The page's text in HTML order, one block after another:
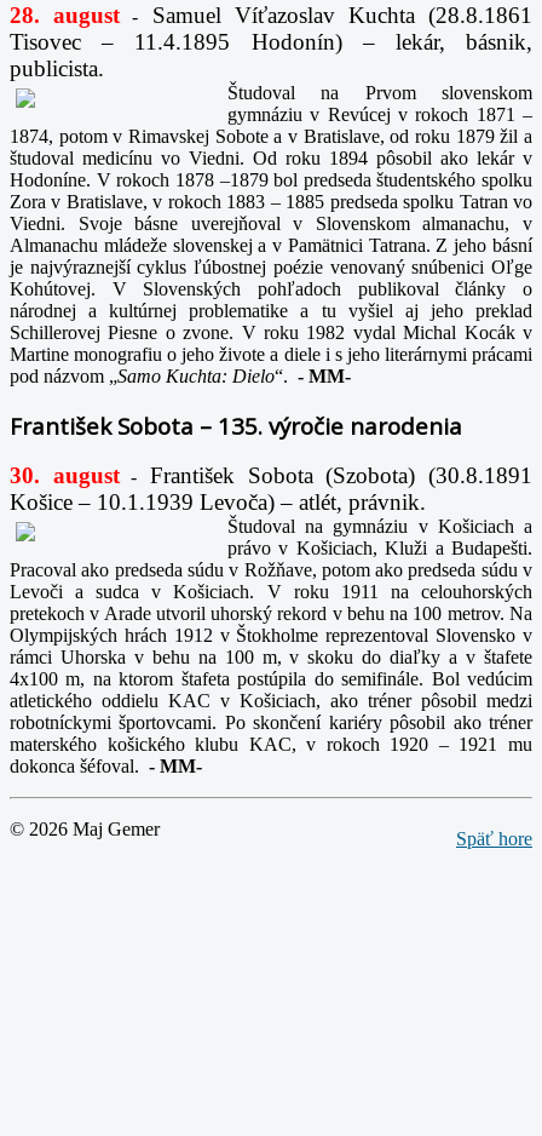
28. august -
Samuel Víťazoslav Kuchta (28.8.1861
Tisovec – 11.4.1895 Hodonín) – lekár, básnik,
publicista.
Študoval na Prvom slovenskom
gymnáziu v Revúcej v rokoch 1871 –
1874, potom v Rimavskej Sobote a v Bratislave, od roku 1879 žil a
študoval medicínu vo Viedni. Od roku 1894 pôsobil ako lekár v
Hodoníne. V rokoch 1878 –1879 bol predseda študentského spolku
Zora v Bratislave, v rokoch 1883 – 1885 predseda spolku Tatran vo
Viedni. Svoje básne uverejňoval v Slovenskom almanachu, v
Almanachu mládeže slovenskej a v Pamätnici Tatrana. Z jeho básní
je najvýraznejší cyklus ľúbostnej poézie venovaný snúbenici Oľge
Kohútovej. V Slovenských pohľadoch publikoval články o
národnej a kultúrnej problematike a tu vyšiel aj jeho preklad
Schillerovej Piesne o zvone. V roku 1982 vydal Michal Kocák v
Martine monografiu o jeho živote a diele i s jeho literárnymi prácami
pod názvom „Samo Kuchta: Dielo“. - MM-
František Sobota – 135. výročie narodenia
30. august-
František Sobota (Szobota) (30.8.1891
Košice – 10.1.1939 Levoča) – atlét, právnik.
Študoval na gymnáziu v Košiciach a
právo v Košiciach, Kluži a Budapešti.
Pracoval ako predseda súdu v Rožňave, potom ako predseda súdu v
Levoči a sudca v Košiciach. V roku 1911 na celouhorských
pretekoch v Arade utvoril uhorský rekord v behu na 100 metrov. Na
Olympijských hrách 1912 v Štokholme reprezentoval Slovensko v
rámci Uhorska v behu na 100 m, v skoku do diaľky a v štafete
4x100 m, na ktorom štafeta postúpila do semifinále. Bol vedúcim
atletického oddielu KAC v Košiciach, ako tréner pôsobil medzi
robotníckymi športovcami. Po skončení kariéry pôsobil ako tréner
materského košického klubu KAC, v rokoch 1920 – 1921 mu
dokonca šéfoval. - MM-
Späť hore
© 2026 Maj Gemer